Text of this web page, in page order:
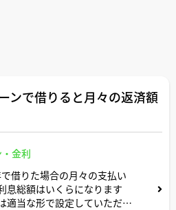
ンで借りると月々の返済額
金利
借りた場合の月々の支払い
息総額はいくらになります
適当な形で設定していただい